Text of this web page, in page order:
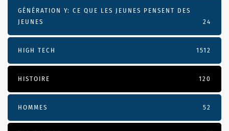
GÉNÉRATION Y: CE QUE LES JEUNES PENSENT DES
JEUNES
24
HIGH TECH 1512
HISTOIRE 120
HOMMES 52